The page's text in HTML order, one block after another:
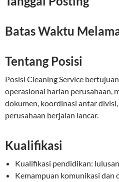
Batas Waktu
Tentang Posisi
Posisi Cleaning Service
operasional harian perusahaan,
dokumen, koordinasi antar
perusahaan berjalan lancar.
Kualifikasi
Kualifikasi pendidikan:
Kemampuan komunikasi dan